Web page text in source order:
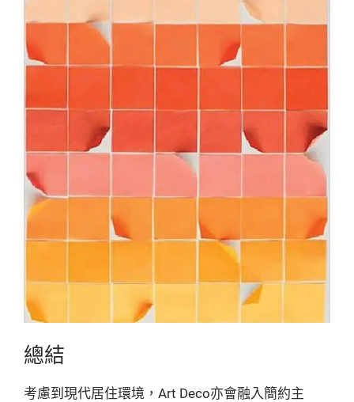
總結
考慮到現代居住環境，Art Deco亦會融入簡約主